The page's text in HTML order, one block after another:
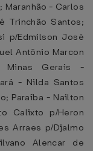
Maranhão - Carlos
Trinchão Santos;
p/Edmilson José
Antônio Marcon
Minas Gerais -
- Nilda Santos
Paraíba - Nailton
Calixto p/Heron
Arraes p/Djalmo
Alencar de